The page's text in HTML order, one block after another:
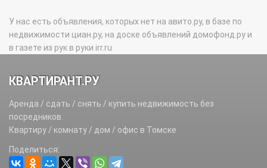
Заречный п.
Заречный 2-й п.
Каменка мкр.
Киргизка д.
Кирзавод-3 п.
Копылово ж/д_ст.
Крольчатник п.
Кузовлево п.
Лоскутово д.
Наука мкр.
У нас есть объявления, которых нет на авито.ру, в базе по
недвижимости циан.ру, на доске объявлений домофонд.ру и
в газете из рук в руки irr.ru
КВАРТИРАНТ.РУ
Аренда / сдать / снять / купить недвижимость без
посредников.
Квартиру / комнату / дом / офис в Томске
Поделиться: